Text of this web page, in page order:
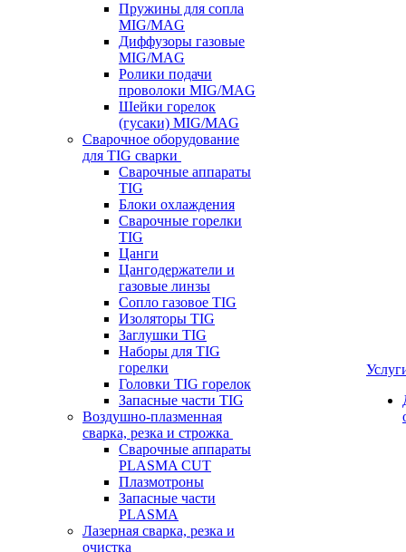
Пружины для сопла
MIG/MAG
Диффузоры газовые
MIG/MAG
Ролики подачи
проволоки MIG/MAG
Шейки горелок
(гусаки) MIG/MAG
Сварочное оборудование
для TIG сварки
Сварочные аппараты
TIG
Блоки охлаждения
Сварочные горелки
TIG
Цанги
Цангодержатели и
газовые линзы
Сопло газовое TIG
Изоляторы TIG
Заглушки TIG
Наборы для TIG
горелки
Головки TIG горелок
Запасные части TIG
Воздушно-плазменная
сварка, резка и строжка
Сварочные аппараты
PLASMA CUT
Плазмотроны
Запасные части
PLASMA
Лазерная сварка, резка и
очистка